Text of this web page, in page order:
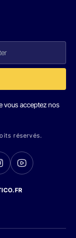
vous acceptez nos
réservés.